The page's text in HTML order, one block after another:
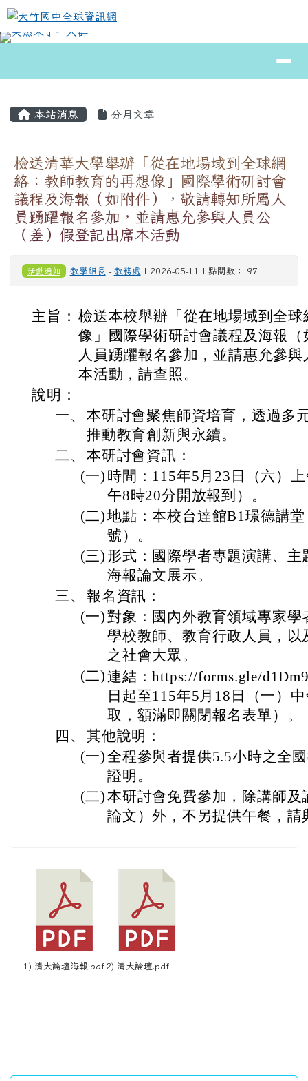
跳至主內容區
大竹國中全球資訊網
⏸
本站消息 分月文章
檢送清華大學舉辦「從在地場域到全球網
絡：教師教育的再想像」國際學術研討會
議程及海報（如附件），敬請轉知所屬人
員踴躍報名參加，並請惠允參與人員公
（差）假登記出席本活動
活動通知 教學組長 - 教務處 | 2026-05-11 | 點閱數： 97
主旨： 檢送本校舉辦「從在地場域到全
像」國際學術研討會議程及海報
人員踴躍報名參加，並請惠允參
本活動，請查照。
說明：
一、 本研討會聚焦師資培育，透過多
推動教育創新與永續。
二、 本研討會資訊：
(一) 時間：115年5月23日（六）
午8時20分開放報到）。
(二)地點：本校台達館B1璟德講
號）。
(三) 形式：國際學者專題演講、
海報論文展示。
三、 報名資訊：
(一)對象：國內外教育領域專家
學校教師、教育行政人員，
之社會大眾。
(二)連結：https://forms.gle/
日起至115年5月18日（一）
取，額滿即關閉報名表單）。
四、 其他說明：
(一)全程參與者提供5.5小時之全
證明。
(二)本研討會免費參加，除講師
論文）外，不另提供午餐，請
1) 清大論壇海報.pdf 2) 清大論壇.pdf